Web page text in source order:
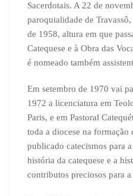
Sacerdotais. A 22 de
paroquialidade de
de 1958, altura em que
Catequese e à Obra das
é nomeado também
Em setembro de 1970 vai
1972 a licenciatura em
Paris, e em Pastoral
toda a diocese na formação
publicado catecismos para
história da catequese e a
contributos preciosos para